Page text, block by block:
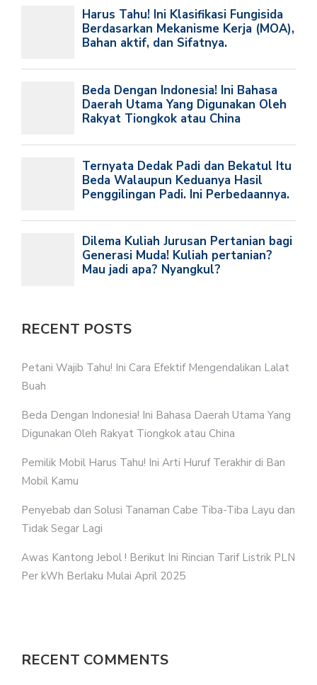
RECENT POSTS
Petani Wajib Tahu! Ini Cara Efektif Mengendalikan Lalat
Buah
Beda Dengan Indonesia! Ini Bahasa Daerah Utama Yang
Digunakan Oleh Rakyat Tiongkok atau China
Pemilik Mobil Harus Tahu! Ini Arti Huruf Terakhir di Ban
Mobil Kamu
Penyebab dan Solusi Tanaman Cabe Tiba-Tiba Layu dan
Tidak Segar Lagi
Awas Kantong Jebol ! Berikut Ini Rincian Tarif Listrik PLN
Per kWh Berlaku Mulai April 2025
RECENT COMMENTS